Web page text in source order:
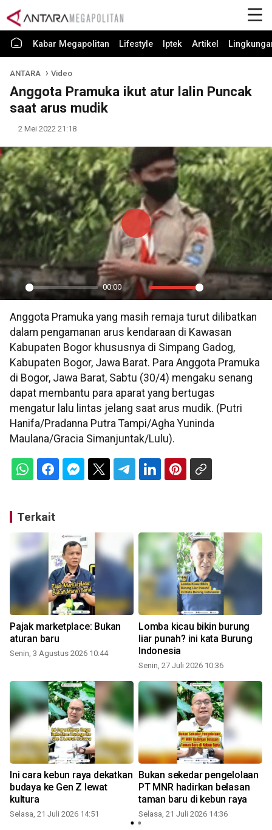
Kabar Megapolitan Lifestyle Iptek Artikel
ANTARA Video
Anggota Pramuka ikut atur lalin Puncak
saat arus mudik
2 Mei 2022 21:18
Play
00:00
Mute Settings
PIP
Play
Anggota Pramuka yang masih remaja turut dilibatkan
dalam pengamanan arus kendaraan di Kawasan
Kabupaten Bogor khususnya di Simpang Gadog,
Kabupaten Bogor, Jawa Barat. Para Anggota Pramuka
di Bogor, Jawa Barat, Sabtu (30/4) mengaku senang
dapat membantu para aparat yang bertugas
mengatur lalu lintas jelang saat arus mudik. (Putri
Hanifa/Pradanna Putra Tampi/Agha Yuninda
Maulana/Gracia Simanjuntak/Lulu).
Terkait
Pajak marketplace: Bukan
aturan baru
Senin, 3 Agustus 2026 10:44
Lomba kicau bikin burung
liar punah? ini kata Burung
Indonesia
Senin, 27 Juli 2026 10:36
Ini cara kebun raya dekatkan
budaya ke Gen Z lewat
kultura
Selasa, 21 Juli 2026 14:51
Bukan sekedar pengelolaan
PT MNR hadirkan belasan
taman baru di kebun raya
Selasa, 21 Juli 2026 14:36